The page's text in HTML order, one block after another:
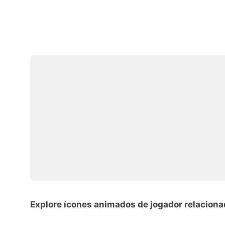
Explore ícones animados de jogador